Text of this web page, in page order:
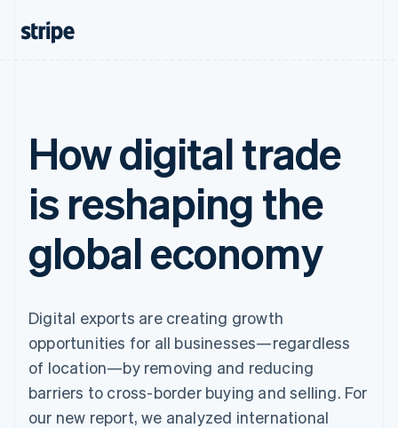
How digital trade
is reshaping the
global economy
Digital exports are creating growth
opportunities for all businesses—regardless
of location—by removing and reducing
barriers to cross-border buying and selling. For
our new report, we analyzed international